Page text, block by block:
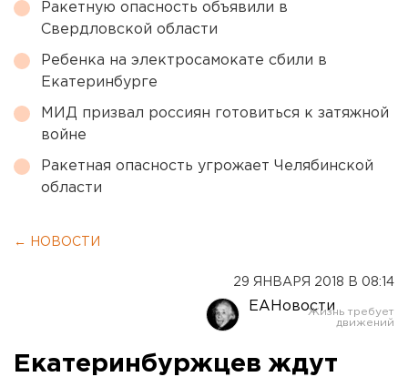
Ракетную опасность объявили в
Свердловской области
Ребенка на электросамокате сбили в
Екатеринбурге
МИД призвал россиян готовиться к затяжной
войне
Ракетная опасность угрожает Челябинской
области
← НОВОСТИ
29 ЯНВАРЯ 2018 В 08:14
ЕАНовости
Екатеринбуржцев ждут